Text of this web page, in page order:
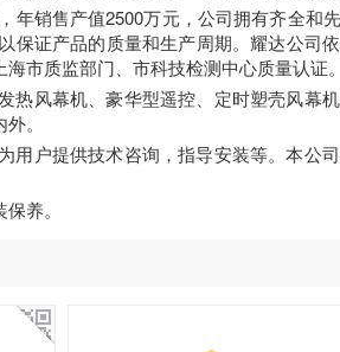
销售产值2500万元，公司拥有齐全和
证产品的质量和生产周期。耀达公司
市质监部门、市科技检测中心质量认证。
风幕机、豪华型遥控、定时塑壳风幕
。
户提供技术咨询，指导安装等。本公
养。